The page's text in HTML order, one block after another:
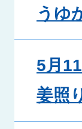
うゆ
5月
姜照